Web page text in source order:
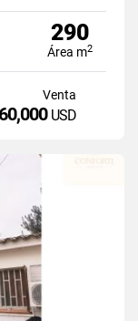
290
Área m2
Venta
USD